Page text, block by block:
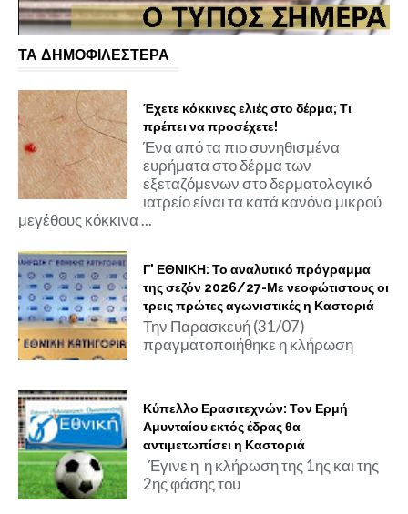
ΤΑ ΔΗΜΟΦΙΛΕΣΤΕΡΑ
Έχετε κόκκινες ελιές στο δέρμα; Τι
πρέπει να προσέχετε!
Ένα από τα πιο συνηθισμένα
ευρήματα στο δέρμα των
εξεταζόμενων στο δερματολογικό
ιατρείο είναι τα κατά κανόνα μικρού
μεγέθους κόκκινα ...
Γ' ΕΘΝΙΚΗ: Το αναλυτικό πρόγραμμα
της σεζόν 2026/27-Με νεοφώτιστους οι
τρεις πρώτες αγωνιστικές η Καστοριά
Την Παρασκευή (31/07)
πραγματοποιήθηκε η κλήρωση
Κύπελλο Ερασιτεχνών: Τον Ερμή
Αμυνταίου εκτός έδρας θα
αντιμετωπίσει η Καστοριά
Έγινε η η κλήρωση της 1ης και της
2ης φάσης του